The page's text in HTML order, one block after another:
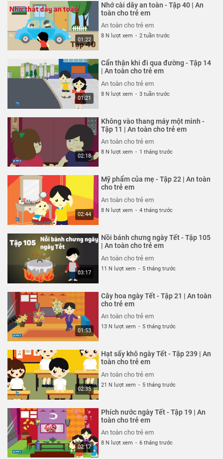
03:35
An toàn cho trẻ em
26 N lượt xem
02:48
322 | An toàn cho trẻ em
An toàn cho trẻ em
26 N lượt xem
02:51
An toàn cho trẻ em
26 N lượt xem
03:58
toàn cho trẻ em
An toàn cho trẻ em
26 N lượt xem
03:04
An toàn cho trẻ em
26 N lượt xem
03:57
An toàn cho trẻ em
26 N lượt xem
02:40
An toàn cho trẻ em
26 N lượt xem
02:57
An toàn cho trẻ em
26 N lượt xem
01:22
Nhớ cài dây an toàn - Tập 40 | An
toàn cho trẻ em
An toàn cho trẻ em
8 N lượt xem - 2 tuần trước
01:21
Cẩn thận khi đi qua đường - Tập 14
| An toàn cho trẻ em
An toàn cho trẻ em
8 N lượt xem - 3 tuần trước
02:18
Không vào thang máy một mình -
Tập 11 | An toàn cho trẻ em
An toàn cho trẻ em
8 N lượt xem - 1 tháng trước
02:44
Mỹ phẩm của mẹ - Tập 22 | An toàn
cho trẻ em
An toàn cho trẻ em
8 N lượt xem - 4 tháng trước
03:17
Nồi bánh chưng ngày Tết - Tập 105
| An toàn cho trẻ em
An toàn cho trẻ em
11 N lượt xem - 5 tháng trước
01:53
Cây hoa ngày Tết - Tập 21 | An toàn
cho trẻ em
An toàn cho trẻ em
13 N lượt xem - 5 tháng trước
02:35
Hạt sấy khô ngày Tết - Tập 239 | An
toàn cho trẻ em
An toàn cho trẻ em
21 N lượt xem - 5 tháng trước
02:17
Phích nước ngày Tết - Tập 19 | An
toàn cho trẻ em
An toàn cho trẻ em
8 N lượt xem - 6 tháng trước